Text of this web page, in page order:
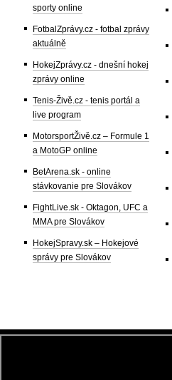
sporty online
FotbalZprávy.cz - fotbal zprávy
aktuálně
HokejZprávy.cz - dnešní hokej
zprávy online
Tenis-Živě.cz - tenis portál a
live program
MotorsportŽivě.cz – Formule 1
a MotoGP online
BetArena.sk - online
stávkovanie pre Slovákov
FightLive.sk - Oktagon, UFC a
MMA pre Slovákov
HokejSpravy.sk – Hokejové
správy pre Slovákov